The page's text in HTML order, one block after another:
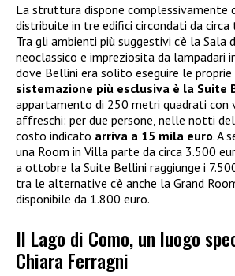
La struttura dispone complessivamente
distribuite in tre edifici circondati da circa
Tra gli ambienti più suggestivi c’è la Sala
neoclassico e impreziosita da lampadari
dove Bellini era solito eseguire le proprie
sistemazione più esclusiva è la Suite
appartamento di 250 metri quadrati con
affreschi: per due persone, nelle notti
costo indicato arriva a 15 mila euro. A
una Room in Villa parte da circa 3.500
a ottobre la Suite Bellini raggiunge i
tra le alternative c’è anche la Grand
disponibile da 1.800 euro.
Il Lago di Como, un luogo
Chiara Ferragni